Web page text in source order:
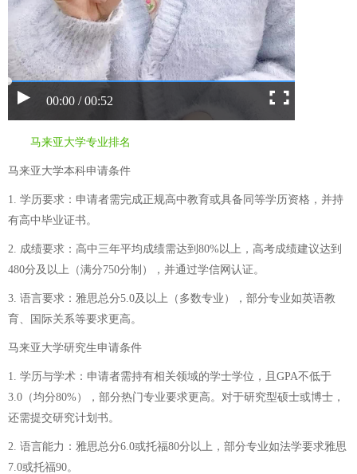
00:00 / 00:52
马来亚大学专业排名
马来亚大学本科申请条件
1. 学历要求：申请者需完成正规高中教育或具备同等学历资格，并持
有高中毕业证书。
2. 成绩要求：高中三年平均成绩需达到80%以上，高考成绩建议达到
480分及以上（满分750分制），并通过学信网认证。
3. 语言要求：雅思总分5.0及以上（多数专业），部分专业如英语教
育、国际关系等要求更高。
马来亚大学研究生申请条件
1. 学历与学术：申请者需持有相关领域的学士学位，且GPA不低于
3.0（均分80%），部分热门专业要求更高。对于研究型硕士或博士，
还需提交研究计划书。
2. 语言能力：雅思总分6.0或托福80分以上，部分专业如法学要求雅思
7.0或托福90。